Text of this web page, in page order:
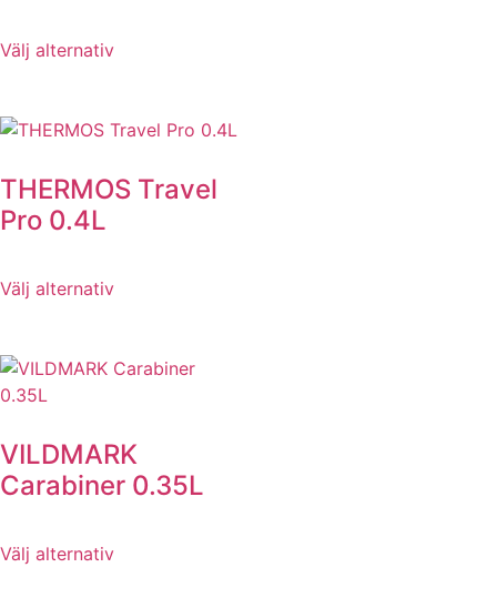
Välj alternativ
THERMOS Travel
Pro 0.4L
Välj alternativ
VILDMARK
Carabiner 0.35L
Välj alternativ